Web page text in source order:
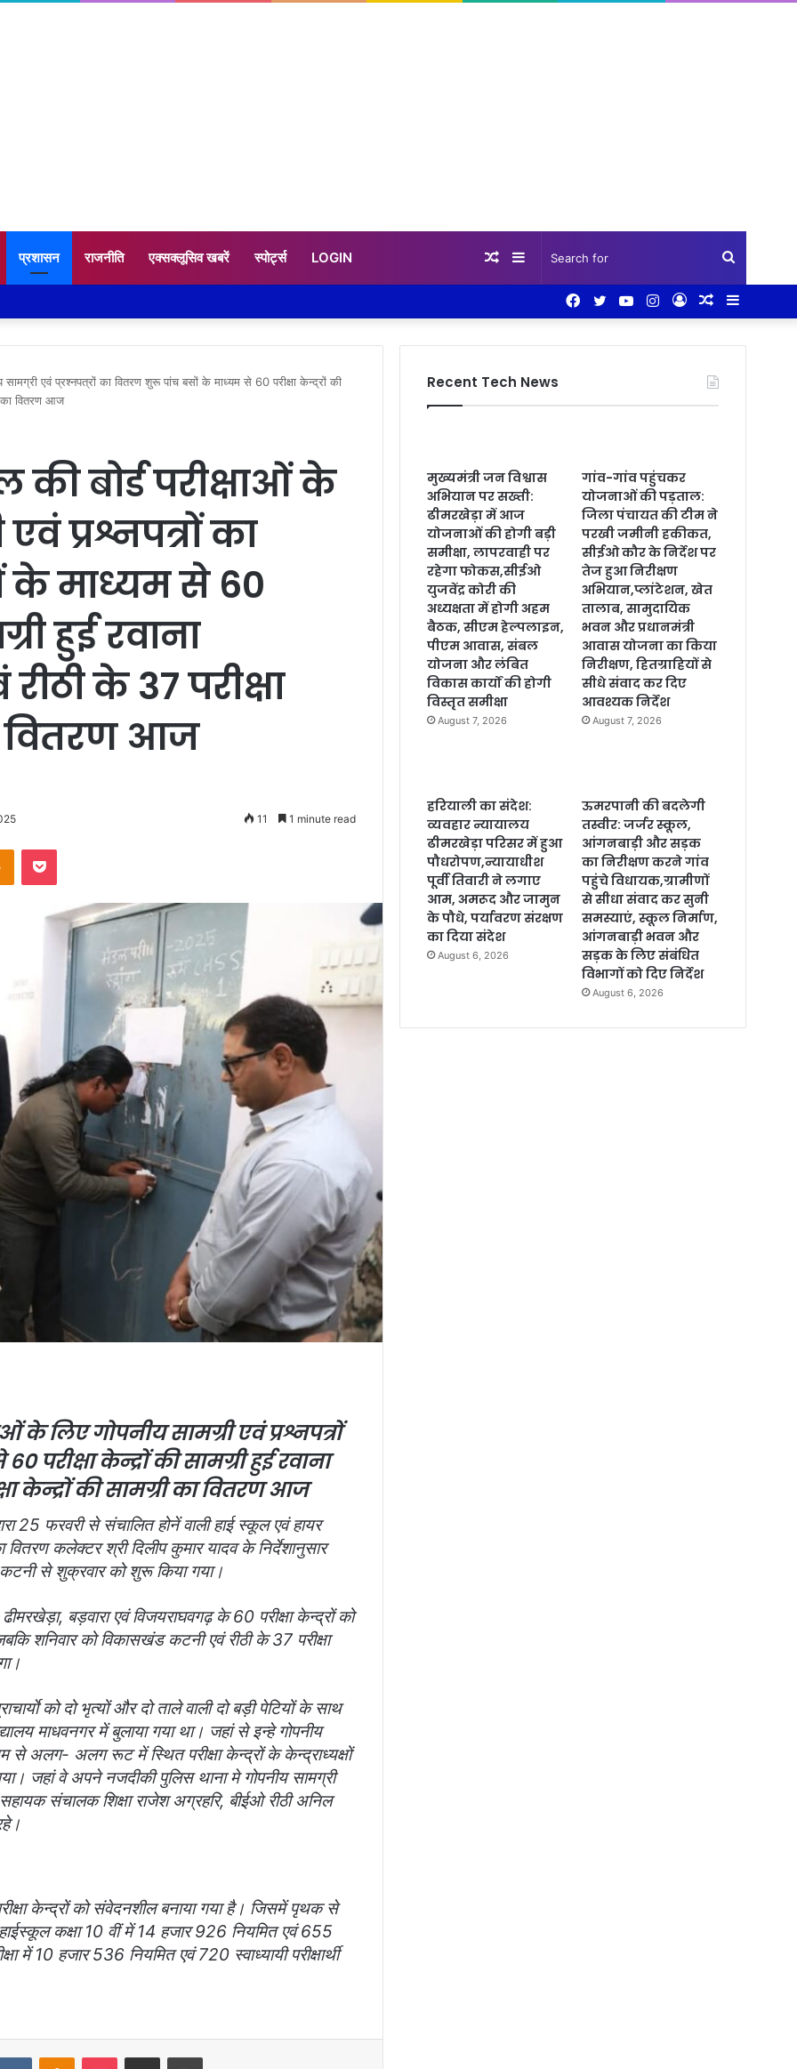
प्रशासन राजनीति एक्सक्लूसिव खबरें स्पोर्ट्स LOGIN
for
Sidebar
Random
Random
Log
Instagram
YouTube
Twitter
Facebook
सामग्री एवं प्रश्नपत्रों का वितरण शुरू पांच बसों के माध्यम से 60 परीक्षा केन्द्रों की
का वितरण आज
की बोर्ड परीक्षाओं के
प्रश्नपत्रों का
के माध्यम से 60
हुई रवाना
के 37 परीक्षा
वितरण आज
11 1 minute read
के लिए गोपनीय सामग्री एवं प्रश्नपत्रों
परीक्षा केन्द्रों की सामग्री हुई रवाना
केन्द्रों की सामग्री का वितरण आज
25 फरवरी से संचालित होनें वाली हाई स्कूल एवं हायर
वितरण कलेक्टर श्री दिलीप कुमार यादव के निर्देशानुसार
कटनी से शुक्रवार को शुरू किया गया।
बड़वारा एवं विजयराघवगढ़ के 60 परीक्षा केन्द्रों को
शनिवार को विकासखंड कटनी एवं रीठी के 37 परीक्षा
को दो भृत्यों और दो ताले वाली दो बड़ी पेटियों के साथ
माधवनगर में बुलाया गया था। जहां से इन्हे गोपनीय
से अलग- अलग रूट में स्थित परीक्षा केन्द्रों के केन्द्राध्यक्षों
जहां वे अपने नजदीकी पुलिस थाना मे गोपनीय सामग्री
संचालक शिक्षा राजेश अग्रहरि, बीईओ रीठी अनिल
केन्द्रों को संवेदनशील बनाया गया है। जिसमें पृथक से
कक्षा 10 वीं में 14 हजार 926 नियमित एवं 655
में 10 हजार 536 नियमित एवं 720 स्वाध्यायी परीक्षार्थी
Recent Tech News
मुख्यमंत्री जन विश्वास
अभियान पर सख्ती:
ढीमरखेड़ा में आज
योजनाओं की होगी बड़ी
समीक्षा, लापरवाही पर
रहेगा फोकस,सीईओ
युजवेंद्र कोरी की
अध्यक्षता में होगी अहम
बैठक, सीएम हेल्पलाइन,
पीएम आवास, संबल
योजना और लंबित
विकास कार्यों की होगी
विस्तृत समीक्षा
August 7, 2026
गांव-गांव पहुंचकर
योजनाओं की पड़ताल:
जिला पंचायत की टीम ने
परखी जमीनी हकीकत,
सीईओ कौर के निर्देश पर
तेज हुआ निरीक्षण
अभियान,प्लांटेशन, खेत
तालाब, सामुदायिक
भवन और प्रधानमंत्री
आवास योजना का किया
निरीक्षण, हितग्राहियों से
सीधे संवाद कर दिए
आवश्यक निर्देश
August 7, 2026
हरियाली का संदेश:
व्यवहार न्यायालय
ढीमरखेड़ा परिसर में हुआ
पौधरोपण,न्यायाधीश
पूर्वी तिवारी ने लगाए
आम, अमरूद और जामुन
के पौधे, पर्यावरण संरक्षण
का दिया संदेश
August 6, 2026
ऊमरपानी की बदलेगी
तस्वीर: जर्जर स्कूल,
आंगनबाड़ी और सड़क
का निरीक्षण करने गांव
पहुंचे विधायक,ग्रामीणों
से सीधा संवाद कर सुनी
समस्याएं, स्कूल निर्माण,
आंगनबाड़ी भवन और
सड़क के लिए संबंधित
विभागों को दिए निर्देश
August 6, 2026